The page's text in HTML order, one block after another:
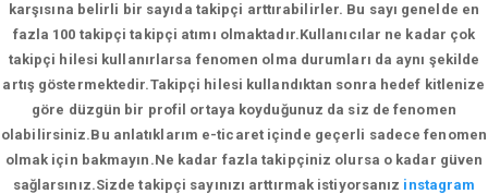
karşısına belirli bir sayıda takipçi arttırabilirler. Bu sayı genelde en
fazla 100 takipçi takipçi atımı olmaktadır.Kullanıcılar ne kadar çok
takipçi hilesi kullanırlarsa fenomen olma durumları da aynı şekilde
artış göstermektedir.Takipçi hilesi kullandıktan sonra hedef kitlenize
göre düzgün bir profil ortaya koyduğunuz da siz de fenomen
olabilirsiniz.Bu anlatıklarım e-ticaret içinde geçerli sadece fenomen
olmak için bakmayın.Ne kadar fazla takipçiniz olursa o kadar güven
sağlarsınız.Sizde takipçi sayınızı arttırmak istiyorsanız instagram